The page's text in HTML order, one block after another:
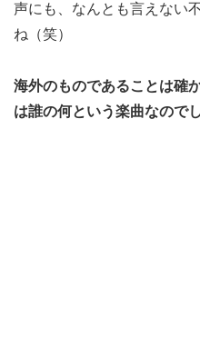
声にも、なんとも言えない
ね（笑）
海外のものであることは確
は誰の何という楽曲なので